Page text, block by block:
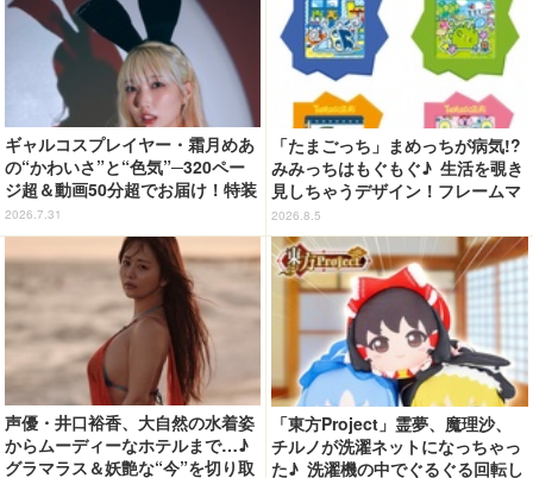
ギャルコスプレイヤー・霜月めあ
の“かわいさ”と“色気”─320ペー
ジ超＆動画50分超でお届け！特装
合本版のデジタル写真集が登場
2026.7.31
「たまごっち」まめっちが病気!?
みみっちはもぐもぐ♪ 生活を覗き
見しちゃうデザイン！フレームマ
グネット「ぴたっとフレーム」登
場☆
2026.8.5
声優・井口裕香、大自然の水着姿
からムーディーなホテルまで…♪
グラマラス＆妖艶な“今”を切り取
「東方Project」霊夢、魔理沙、
チルノが洗濯ネットになっちゃっ
た♪ 洗濯機の中でぐるぐる回転し